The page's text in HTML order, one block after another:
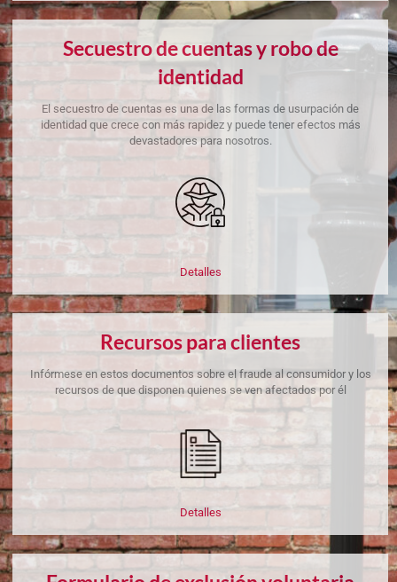
Secuestro de cuentas y robo de
identidad
El secuestro de cuentas es una de las formas de usurpación de
identidad que crece con más rapidez y puede tener efectos más
devastadores para nosotros.
Detalles
Recursos para clientes
Infórmese en estos documentos sobre el fraude al consumidor y los
recursos de que disponen quienes se ven afectados por él
Detalles